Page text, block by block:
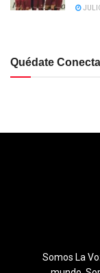
Quédate
Somos La